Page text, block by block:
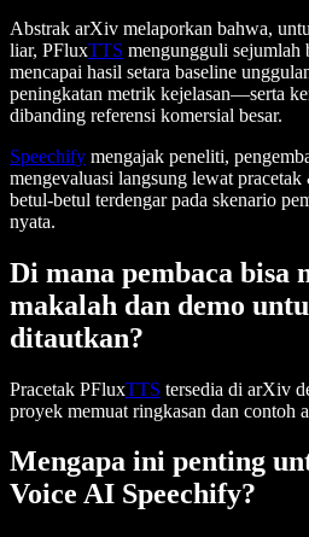
Abstrak arXiv melaporkan bahwa,
liar, PFluxTTS mengungguli sejumlah
mencapai hasil setara baseline
peningkatan metrik kejelasan—serta
dibanding referensi komersial besar.
Speechify mengajak peneliti,
mengevaluasi langsung lewat
betul-betul terdengar pada skenario
nyata.
Di mana pembaca bisa
makalah dan demo
ditautkan?
Pracetak PFluxTTS tersedia di arXiv
proyek memuat ringkasan dan contoh
Mengapa ini penting
Voice AI Speechify?